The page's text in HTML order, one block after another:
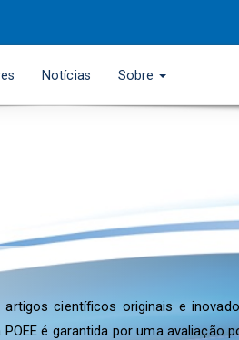
Notícias Sobre
artigos científicos originais e
é garantida por uma